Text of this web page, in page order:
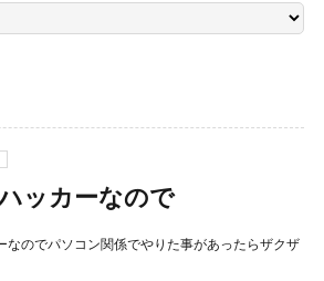
ッカーなので
なのでパソコン関係でやりた事があったらザクザ